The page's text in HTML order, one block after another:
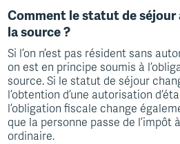
Comment le statut de séjour
la source ?
Si l’on n’est pas résident sans
on est en principe soumis à
source. Si le statut de séjour
l’obtention d’une autorisation
l’obligation fiscale change
que la personne passe de l’impôt
ordinaire.